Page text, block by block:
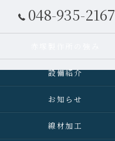
048-935-2167
設備紹介
お知らせ
線材加工